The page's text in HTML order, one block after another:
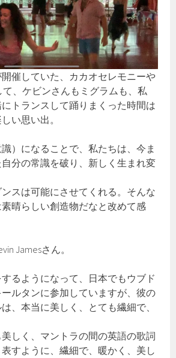
催していた、カカオセレモニーや
て、ケビンさんもミグラムも、私
トランスして踊りまくった時間は
い思い出。
）になることで、私たちは、今ま
分の常識を破り、新しく生まれ変
スは可能にさせてくれる。そんな
晴らしい創造物だなと改めて感
Jamesさん。
るようになって、日本でもウブド
ルタンに参加していますが、彼の
、本当に美しく、とても繊細で、
しく、マントラの間の英語の歌詞
すように、繊細で、暖かく、美し